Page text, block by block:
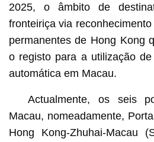
2025, o âmbito de
fronteiriça via
permanentes de Hong Kong
o registo para a utilização
automática em Macau.
Actualmente, os seis
Macau, nomeadamente,
Hong Kong-Zhuhai-Macau